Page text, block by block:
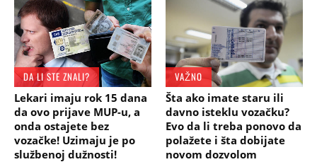
DA LI STE ZNALI?
Lekari imaju rok 15 dana
da ovo prijave MUP-u, a
onda ostajete bez
vozačke! Uzimaju je po
službenoj dužnosti!
VAŽNO
Šta ako imate staru ili
davno isteklu vozačku?
Evo da li treba ponovo da
polažete i šta dobijate
novom dozvolom